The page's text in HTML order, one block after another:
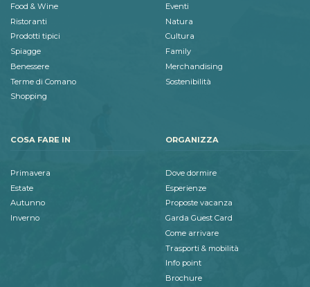
Food & Wine
Ristoranti
Prodotti tipici
Spiagge
Benessere
Terme di Comano
Shopping
Eventi
Natura
Cultura
Family
Merchandising
Sostenibilità
COSA FARE IN
Primavera
Estate
Autunno
Inverno
ORGANIZZA
Dove dormire
Esperienze
Proposte vacanza
Garda Guest Card
Come arrivare
Trasporti & mobilità
Info point
Brochure